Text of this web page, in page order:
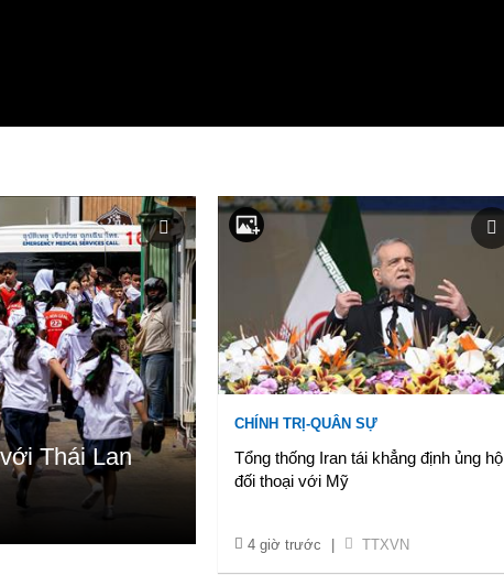
Thái Lan
CHÍNH TRỊ-QUÂN SỰ
Tổng thống Iran tái khẳng định ủng hộ
đối thoại với Mỹ
4 giờ trước TTXVN